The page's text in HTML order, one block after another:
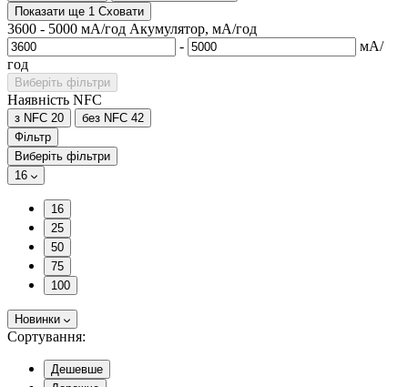
Показати ще 1 Сховати
3600 - 5000 мА/год Акумулятор, мА/год
-
мА/
год
Виберіть фільтри
Наявність NFC
з NFC 20 без NFC 42
Фільтр
Виберіть фільтри
16
16
25
50
75
100
Новинки
Сортування:
Дешевше